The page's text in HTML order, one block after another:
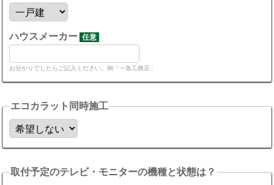
ハウスメーカー 任意
お分かりでしたらご記入ください。例「一条工務店」
エコカラット同時施工
取付予定のテレビ・モニターの機種と状態は？